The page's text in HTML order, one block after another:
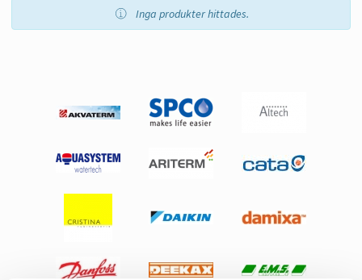
Inga produkter hittades.